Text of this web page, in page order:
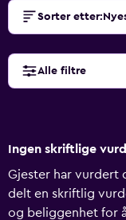
Sorter etter:
Alle filtre
Ingen skriftlige
Gjester har vurdert
delt en skriftlig
og beliggenhet for